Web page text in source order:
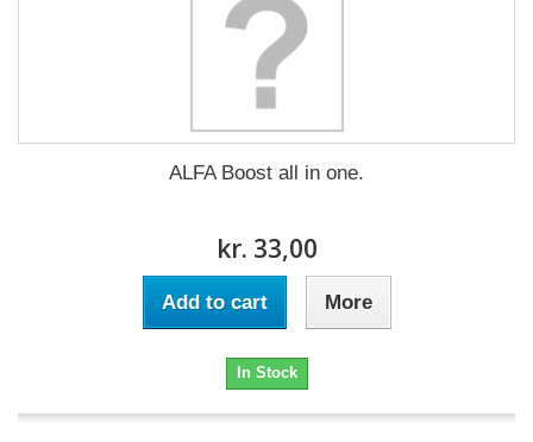
ALFA Boost all in one.
kr. 33,00
Add to cart More
In Stock